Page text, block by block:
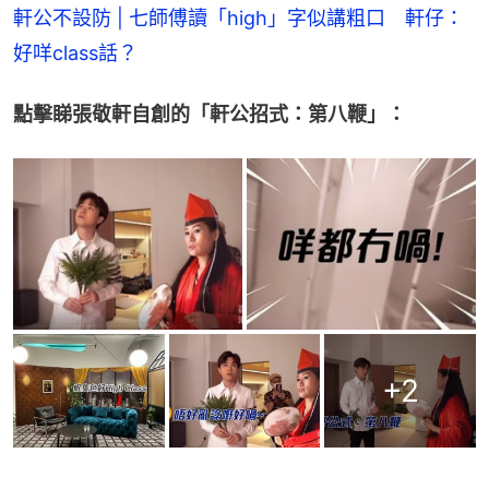
軒公不設防 | 七師傅讀「high」字似講粗口　軒仔：
好咩class話？
點擊睇張敬軒自創的「軒公招式：第八鞭」：
+2